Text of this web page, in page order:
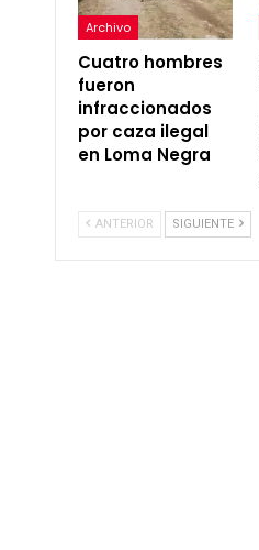
Archivo
Cuatro hombres
fueron
infraccionados
por caza ilegal
en Loma Negra
ANTERIOR SIGUIENTE